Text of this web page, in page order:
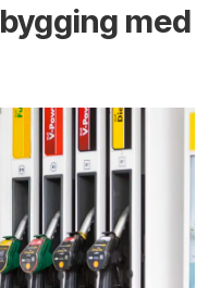
med